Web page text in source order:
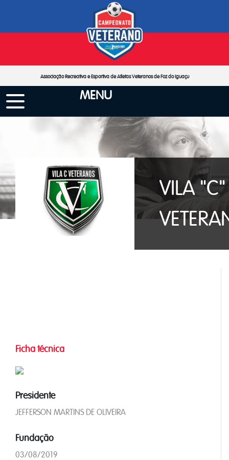
Associação Recreativa e Esportiva de Atletas Veteranos de Foz do Iguaçu
MENU
VILA "C"
Ficha técnica
Presidente
JEFFERSON MARTINS DE OLIVEIRA
Fundação
03/08/2019